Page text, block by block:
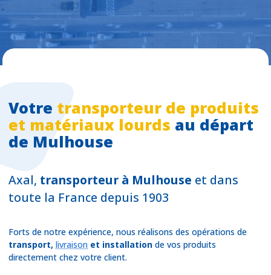
Votre transporteur de produits
et matériaux lourds au départ
de Mulhouse
Axal, transporteur à Mulhouse et dans
toute la France depuis 1903
Forts de notre expérience, nous réalisons des opérations de
transport, livraison et installation de vos produits
directement chez votre client.